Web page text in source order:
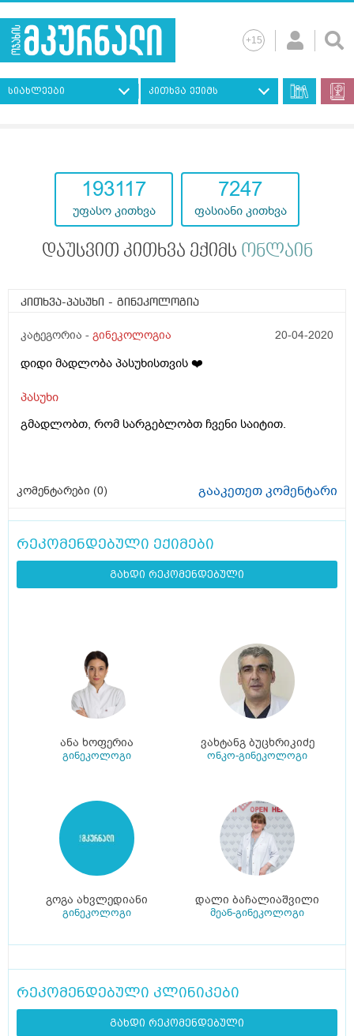
სიახლეები კითხვა ექიმს
193117
უფასო კითხვა
7247
ფასიანი კითხვა
დაუსვით კითხვა ექიმს ონლაინ
კითხვა-პასუხი - გინეკოლოგია
კატეგორია - გინეკოლოგია 20-04-2020
დიდი მადლობა პასუხისთვის ❤️
პასუხი
გმადლობთ, რომ სარგებლობთ ჩვენი საიტით.
კომენტარები (0) გააკეთეთ კომენტარი
რეკომენდებული ექიმები
გახდი რეკომენდებული
ანა ხოფერია
გინეკოლოგი
ვახტანგ ბუცხრიკიძე
ონკო-გინეკოლოგი
გოგა ახვლედიანი
გინეკოლოგი
დალი ბაჩალიაშვილი
მეან-გინეკოლოგი
რეკომენდებული კლინიკები
გახდი რეკომენდებული